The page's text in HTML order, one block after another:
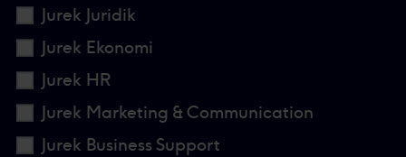
Jurek Juridik
Jurek Ekonomi
Jurek HR
Jurek Marketing & Communication
Jurek Business Support